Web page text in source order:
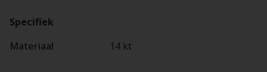
Specifiek
Materiaal
14 kt